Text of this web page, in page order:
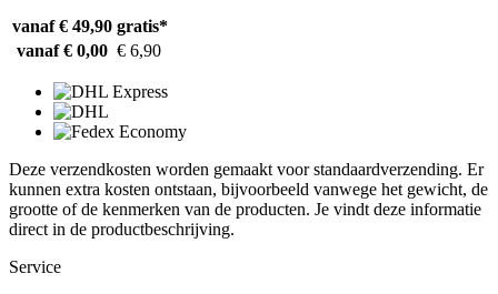
vanaf € 49,90 gratis*
vanaf € 0,00 € 6,90
Deze verzendkosten worden gemaakt voor standaardverzending. Er
kunnen extra kosten ontstaan, bijvoorbeeld vanwege het gewicht, de
grootte of de kenmerken van de producten. Je vindt deze informatie
direct in de productbeschrijving.
Service